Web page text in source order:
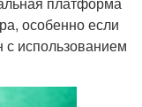
особенно если
с использованием